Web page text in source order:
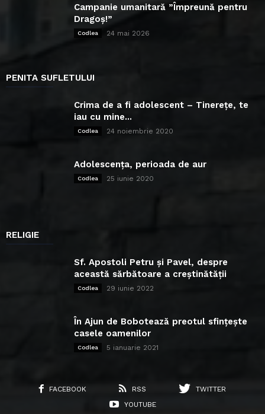
Campanie umanitară ”Împreună pentru
Dragoș!”
Codlea 24 mai 2026
PENITA SUFLETULUI
Crima de a fi adolescent – Tinerețe, te
iau cu mine...
Codlea 24 noiembrie 2020
Adolescența, perioada de aur
Codlea 25 iunie 2020
RELIGIE
Sf. Apostoli Petru și Pavel, despre
această sărbătoare a creștinătății
Codlea 29 iunie 2022
În Ajun de Bobotează preotul sfințește
casele oamenilor
Codlea 5 ianuarie 2021
FACEBOOK RSS
TWITTER
YOUTUBE